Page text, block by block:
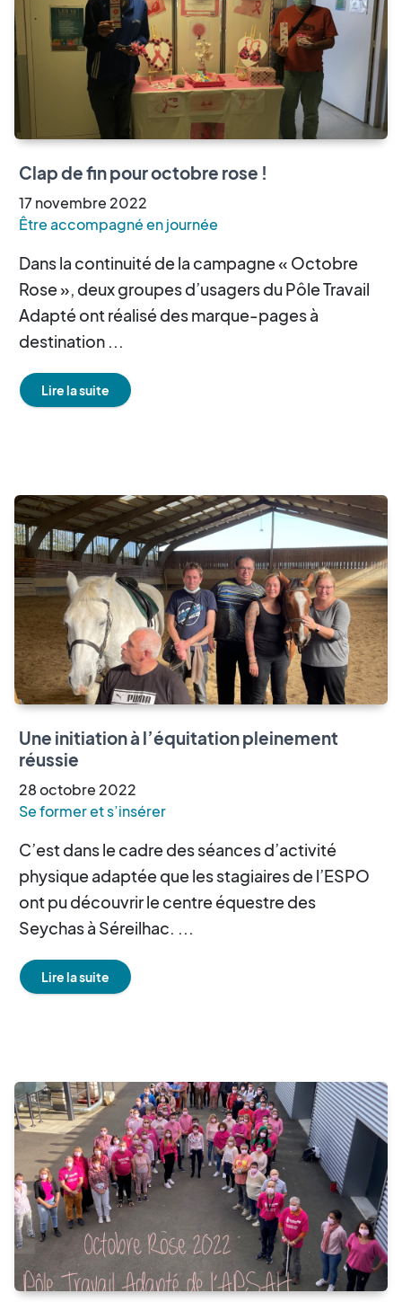
Clap de fin pour octobre rose !
17novembre 2022
Être accompagné en journée
Dans la continuité de la campagne « Octobre
Rose », deux groupes d’usagers du Pôle Travail
Adapté ont réalisé des marque-pages à
destination ...
Lire la suite
Une initiation à l’équitation pleinement
réussie
28octobre 2022
Se former et s’insérer
C’est dans le cadre des séances d’activité
physique adaptée que les stagiaires de l’ESPO
ont pu découvrir le centre équestre des
Seychas à Séreilhac. ...
Lire la suite